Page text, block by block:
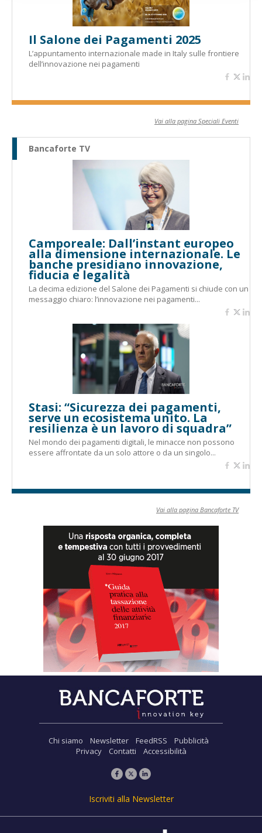
Il Salone dei Pagamenti 2025
L’appuntamento internazionale made in Italy sulle frontiere
dell’innovazione nei pagamenti
Vai alla pagina Speciali Eventi
Bancaforte TV
Camporeale: Dall’instant europeo
alla dimensione internazionale. Le
banche presidiano innovazione,
fiducia e legalità
La decima edizione del Salone dei Pagamenti si chiude con un
messaggio chiaro: l’innovazione nei pagamenti...
Stasi: “Sicurezza dei pagamenti,
serve un ecosistema unito. La
resilienza è un lavoro di squadra”
Nel mondo dei pagamenti digitali, le minacce non possono
essere affrontate da un solo attore o da un singolo...
Vai alla pagina Bancaforte TV
Chi siamo Newsletter FeedRSS
Pubblicità
Privacy
Contatti Accessibilità
Iscriviti alla Newsletter